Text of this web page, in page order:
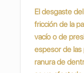
El desgaste
fricción de la
vacío o de
espesor de las
ranura de